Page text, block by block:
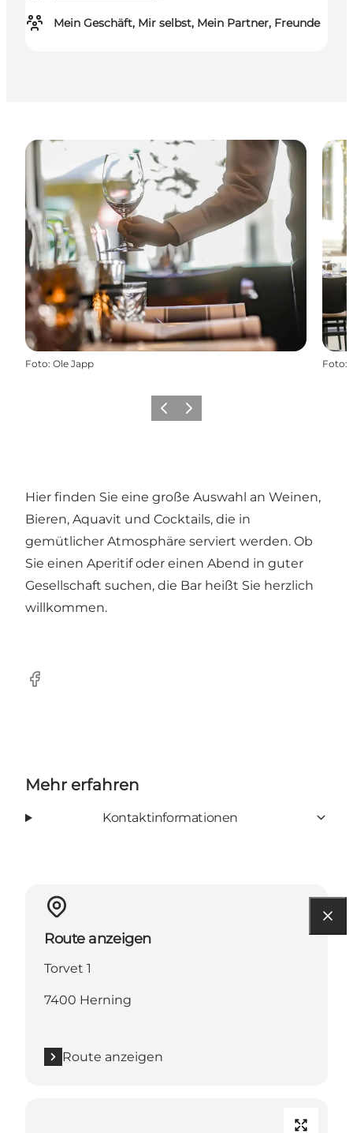
Mein Geschäft, Mir selbst, Mein Partner, Freunde
Foto: Ole Japp Foto:
ZurückWeiter
Hier finden Sie eine große Auswahl an Weinen,
Bieren, Aquavit und Cocktails, die in
gemütlicher Atmosphäre serviert werden. Ob
Sie einen Aperitif oder einen Abend in guter
Gesellschaft suchen, die Bar heißt Sie herzlich
willkommen.
Facebook
Mehr erfahren
Kontaktinformationen
Route anzeigen
Torvet 1
7400 Herning
Route anzeigen